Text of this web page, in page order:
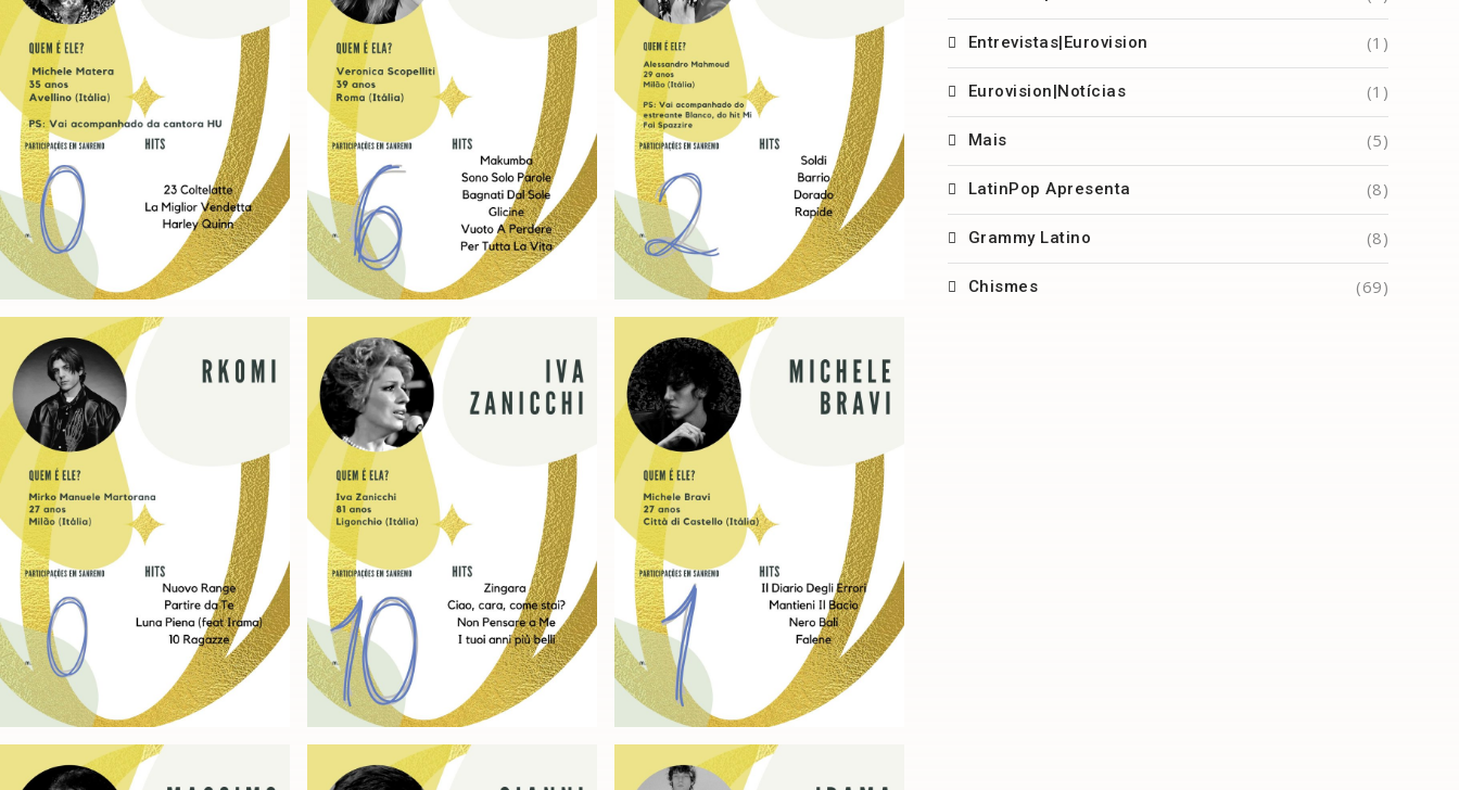
Entrevistas|Eurovision (1)
Eurovision|Notícias (1)
Mais (5)
LatinPop Apresenta (8)
Grammy Latino (8)
Chismes (69)